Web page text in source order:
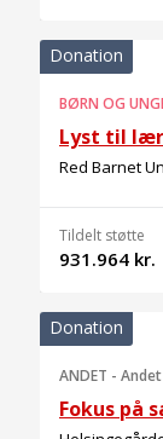
Donation
BØRN OG
Lyst til
Red Barnet
Tildelt støtte
931.964 kr.
Donation
ANDET - Andet
Fokus på